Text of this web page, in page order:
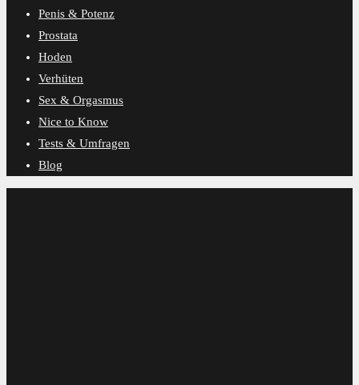
Penis & Potenz
Prostata
Hoden
Verhüten
Sex & Orgasmus
Nice to Know
Tests & Umfragen
Blog